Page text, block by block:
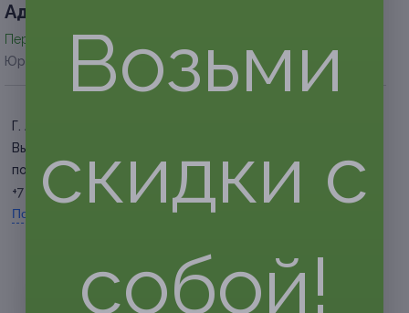
Адресa
Перейти на сайт партнера
Юридическая информация о партнёре
Г. Архангельск, ул.
Выучейского, д. 16
по записи
+7 8182 47-53-25
Показать номер телефона
Возьми
скидки с
собой!